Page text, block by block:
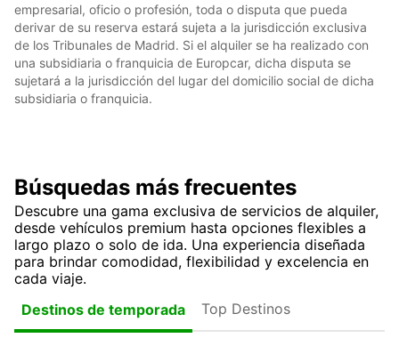
empresarial, oficio o profesión, toda o disputa que pueda
derivar de su reserva estará sujeta a la jurisdicción exclusiva
de los Tribunales de Madrid. Si el alquiler se ha realizado con
una subsidiaria o franquicia de Europcar, dicha disputa se
sujetará a la jurisdicción del lugar del domicilio social de dicha
subsidiaria o franquicia.
Búsquedas más frecuentes
Descubre una gama exclusiva de servicios de alquiler,
desde vehículos premium hasta opciones flexibles a
largo plazo o solo de ida. Una experiencia diseñada
para brindar comodidad, flexibilidad y excelencia en
cada viaje.
Destinos de temporada
Top Destinos